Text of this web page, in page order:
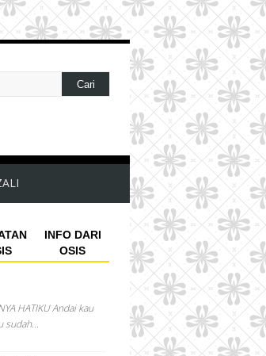
INFO DARI
OSIS
HATIKU Andai kau
sudah...